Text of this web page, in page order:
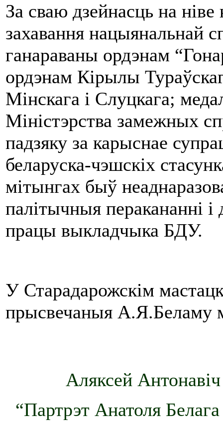
За сваю дзейнасць на
захавання нацыянальнай
ганараваны ордэнам
ордэнам Кірылы
Мінскага і Слуцкага;
Міністэрства замежных
падзяку за карыснае
беларуска-чэшскіх
мітынгах быў
палітычныя перакананні
працы выкладчыка БДУ.
У Старадарожскім
прысвечаныя А.Я.Беламу
Аляксей
“Партрэт Анатоля